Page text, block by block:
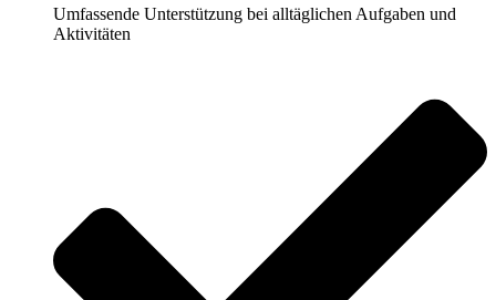
Umfassende Unterstützung bei alltäglichen Aufgaben und
Aktivitäten